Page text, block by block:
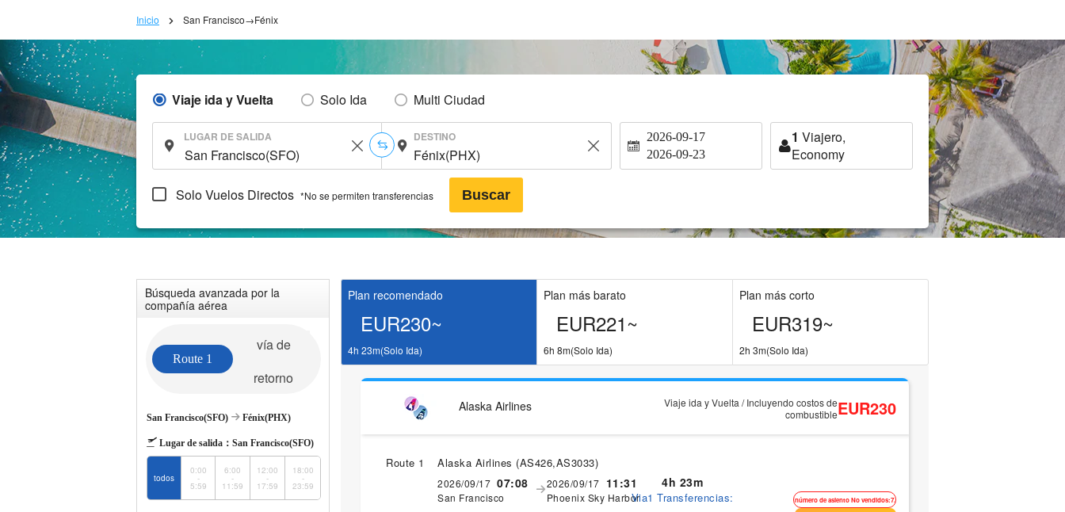
Inicio San Francisco→Fénix
Viaje ida y Vuelta Solo Ida Multi Ciudad
LUGAR DE SALIDA DESTINO 2026-09-17
2026-09-23
1 Viajero,
Economy
Solo Vuelos Directos *No se permiten transferencias Buscar
Búsqueda avanzada por la
compañía aérea
Route 1
vía de
retorno
San Francisco(SFO) Fénix(PHX)
Lugar de salida： San Francisco(SFO)
todos
0:00
-
5:59
6:00
-
11:59
12:00
-
17:59
18:00
-
23:59
Plan recomendado
EUR230~
4h 23m(Solo Ida)
Plan más barato
EUR221~
6h 8m(Solo Ida)
Plan más corto
EUR319~
2h 3m(Solo Ida)
Alaska Airlines
Viaje ida y Vuelta / Incluyendo costos de
combustibleEUR230
Route 1 Alaska Airlines (AS426,AS3033)
2026/09/17 07:08
San Francisco
2026/09/17 11:31
Phoenix Sky Harbor
4h 23m
Via1 Transferencias: número de asiento No vendidos:7.